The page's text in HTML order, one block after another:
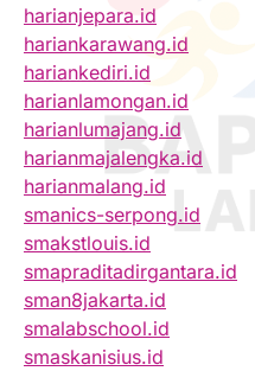
harianjepara.id
hariankarawang.id
hariankediri.id
harianlamongan.id
harianlumajang.id
harianmajalengka.id
harianmalang.id
smanics-serpong.id
smakstlouis.id
smapraditadirgantara.id
sman8jakarta.id
smalabschool.id
smaskanisius.id